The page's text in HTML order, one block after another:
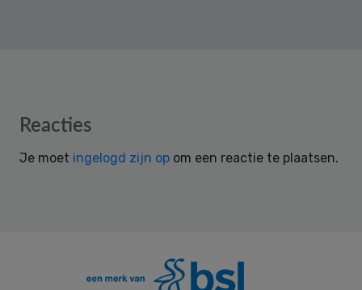
Reader
Reacties
Je moet ingelogd zijn op om een reactie te plaatsen.